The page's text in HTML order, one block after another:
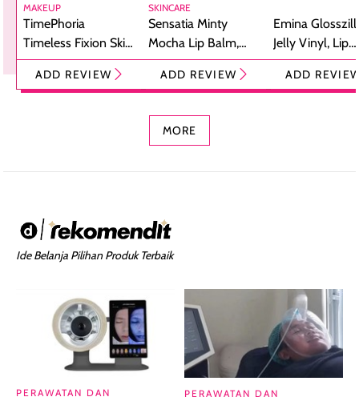
MAKEUP
TimePhoria
Timeless Fixion Skin
Tint Stick,
Foundation dan
ADD REVIEW
SKINCARE
Sensatia Minty
Mocha Lip Balm,
Pelembap Bibir
dengan Aroma
ADD REVIEW
Emina
Jelly Vinyl, Lip
Cream Glossy
Ringan
ADD
MORE
Ide Belanja Pilihan Produk Terbaik
PERAWATAN DAN PERAWATAN DAN